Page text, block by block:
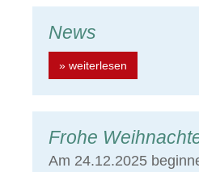
News
» weiterlesen
Frohe
Am 24.12.2025